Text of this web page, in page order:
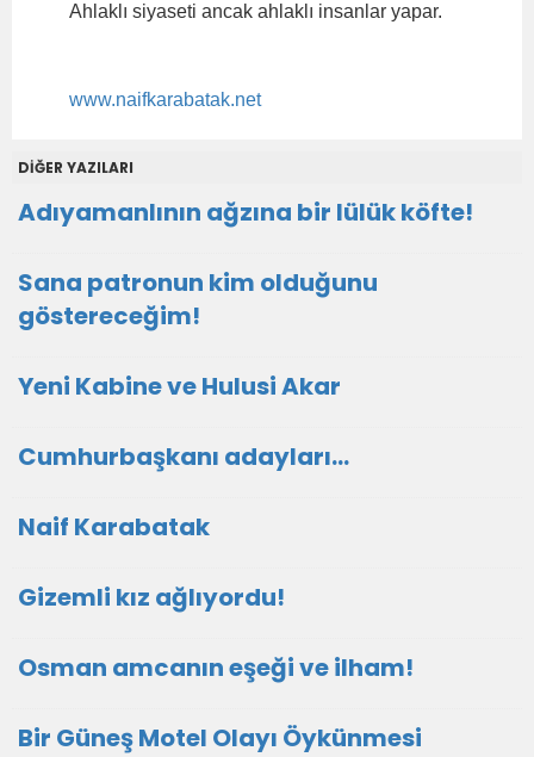
Ahlaklı siyaseti ancak ahlaklı insanlar yapar.
www.naifkarabatak.net
DİĞER YAZILARI
Adıyamanlının ağzına bir lülük köfte!
Sana patronun kim olduğunu
göstereceğim!
Yeni Kabine ve Hulusi Akar
Cumhurbaşkanı adayları…
Naif Karabatak
Gizemli kız ağlıyordu!
Osman amcanın eşeği ve ilham!
Bir Güneş Motel Olayı Öykünmesi